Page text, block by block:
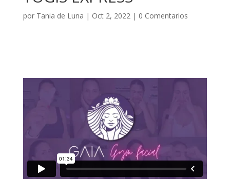
por Tania de Luna | Oct 2, 2022| 0 Comentarios